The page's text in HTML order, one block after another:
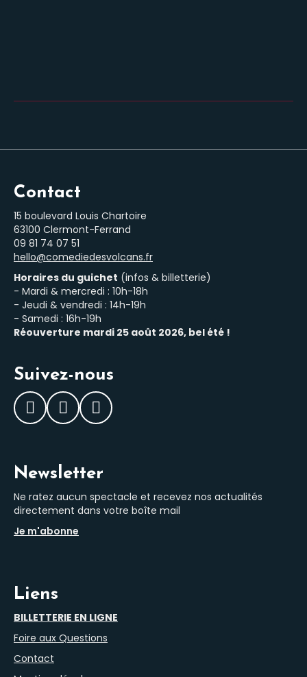
Contact
15 boulevard Louis Chartoire
63100 Clermont-Ferrand
‭09 81 74 07 51‬
hello@comediedesvolcans.fr
Horaires du guichet (infos & billetterie)
- Mardi & mercredi : 10h-18h
- Jeudi & vendredi : 14h-19h
- Samedi : 16h-19h
Réouverture mardi 25 août 2026, bel été !
Suivez-nous
Facebook
InstagramLinkedIn
Newsletter
Ne ratez aucun spectacle et recevez nos actualités
directement dans votre boîte mail
Je m'abonne
Liens
BILLETTERIE EN LIGNE
Foire aux Questions
Contact